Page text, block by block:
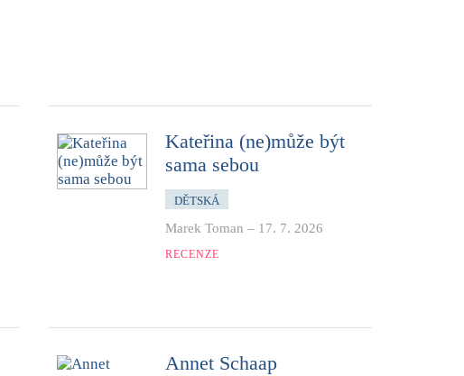
Kateřina (ne)může být
sama sebou
DĚTSKÁ
Marek Toman – 17. 7. 2026
RECENZE
Annet Schaap